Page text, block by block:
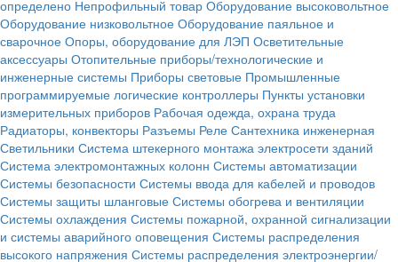
определено Непрофильный товар Оборудование высоковольтное
Оборудование низковольтное Оборудование паяльное и
сварочное Опоры, оборудование для ЛЭП Осветительные
аксессуары Отопительные приборы/технологические и
инженерные системы Приборы световые Промышленные
программируемые логические контроллеры Пункты установки
измерительных приборов Рабочая одежда, охрана труда
Радиаторы, конвекторы Разъемы Реле Сантехника инженерная
Светильники Система штекерного монтажа электросети зданий
Система электромонтажных колонн Системы автоматизации
Системы безопасности Системы ввода для кабелей и проводов
Системы защиты шланговые Системы обогрева и вентиляции
Системы охлаждения Системы пожарной, охранной сигнализации
и системы аварийного оповещения Системы распределения
высокого напряжения Системы распределения электроэнергии/